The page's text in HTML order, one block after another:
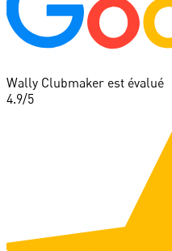
Wally Clubmaker est évalué
4.9/5